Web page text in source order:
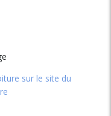
sur le site du